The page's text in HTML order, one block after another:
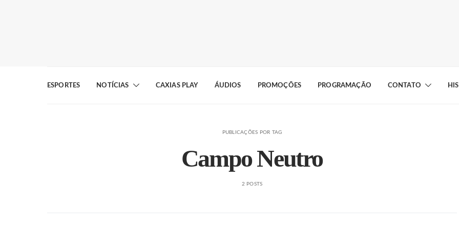
ESPORTES NOTÍCIAS CAXIAS PLAY ÁUDIOS PROMOÇÕES PROGRAMAÇÃO CONTATO
PUBLICAÇÕES POR TAG
Campo Neutro
2 POSTS